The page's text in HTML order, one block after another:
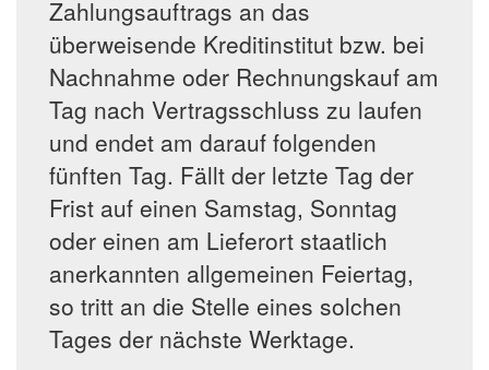
Zahlungsauftrags an das
überweisende Kreditinstitut bzw. bei
Nachnahme oder Rechnungskauf am
Tag nach Vertragsschluss zu laufen
und endet am darauf folgenden
fünften Tag. Fällt der letzte Tag der
Frist auf einen Samstag, Sonntag
oder einen am Lieferort staatlich
anerkannten allgemeinen Feiertag,
so tritt an die Stelle eines solchen
Tages der nächste Werktage.